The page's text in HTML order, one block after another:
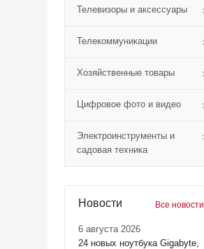
Телевизоры и аксессуары
Телекоммуникации
Хозяйственные товары
Цифровое фото и видео
Электроинструменты и
садовая техника
Новости Все новости
6 августа 2026
24 новых ноутбука Gigabyte,